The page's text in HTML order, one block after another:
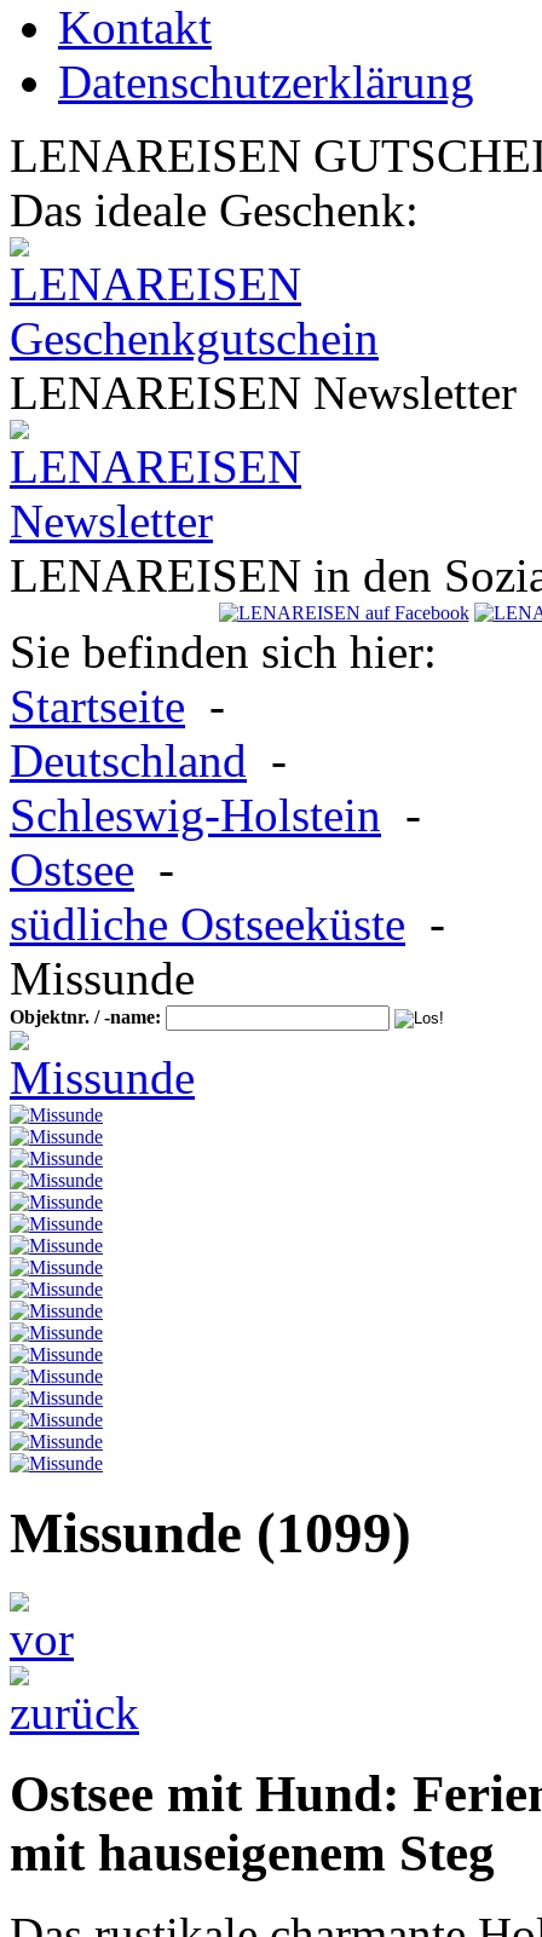
Kontakt
Datenschutzerklärung
LENAREISEN
Das ideale Geschenk:
LENAREISEN Newsletter
LENAREISEN in den
Sie befinden sich hier:
Startseite -
Deutschland -
Schleswig-Holstein -
Ostsee -
südliche Ostseeküste -
Missunde
Objektnr. / -name:
Missunde (1099)
Ostsee mit Hund:
mit hauseigenem Steg